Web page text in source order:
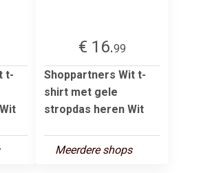
t-
€ 16.99
Shoppartners Wit t-
shirt met gele
stropdas heren Wit
Meerdere shops